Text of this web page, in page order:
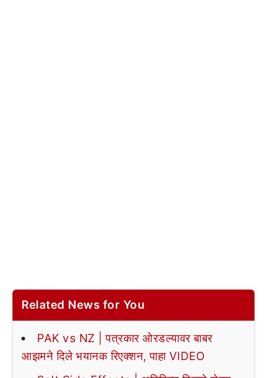
Related News for You
PAK vs NZ | पत्रकार ओरडल्यावर बाबर
आझमने दिले भयानक रिएक्शन, पाहा VIDEO